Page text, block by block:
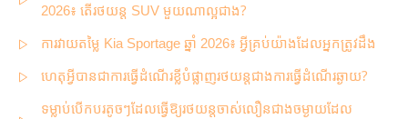
2026៖ តើរថយន្ត SUV មួយណាល្អជាង?
ការវាយតម្លៃ Kia Sportage ឆ្នាំ 2026៖ អ្វីគ្រប់យ៉ាងដែលអ្នកត្រូវដឹង
ហេតុអ្វីបានជាការធ្វើដំណើរខ្លីបំផ្លាញរថយន្តជាងការធ្វើដំណើរឆ្ងាយ?
ទម្លាប់បើកបរតូចៗដែលធ្វើឱ្យរថយន្តចាស់លឿនជាងចម្ងាយដែល